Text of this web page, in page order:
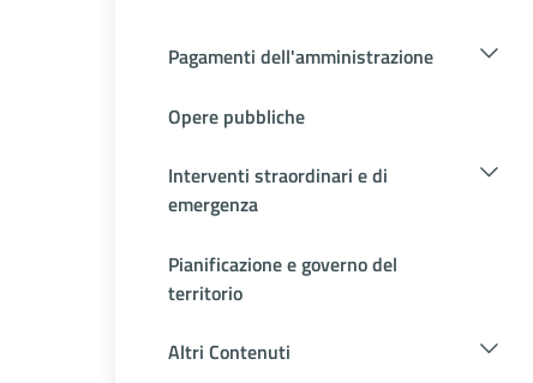
Pagamenti dell'amministrazione
Opere pubbliche
Interventi straordinari e di
emergenza
Pianificazione e governo del
territorio
Altri Contenuti